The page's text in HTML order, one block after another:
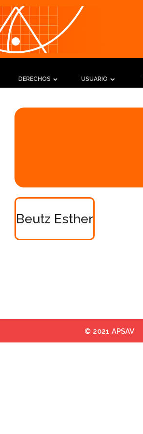
DERECHOS USUARIO
Beutz Esther
© 2021 APSAV